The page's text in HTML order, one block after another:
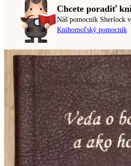
Chcete poradiť
Náš pomocník Sherlock
Knihomoľský pomocník